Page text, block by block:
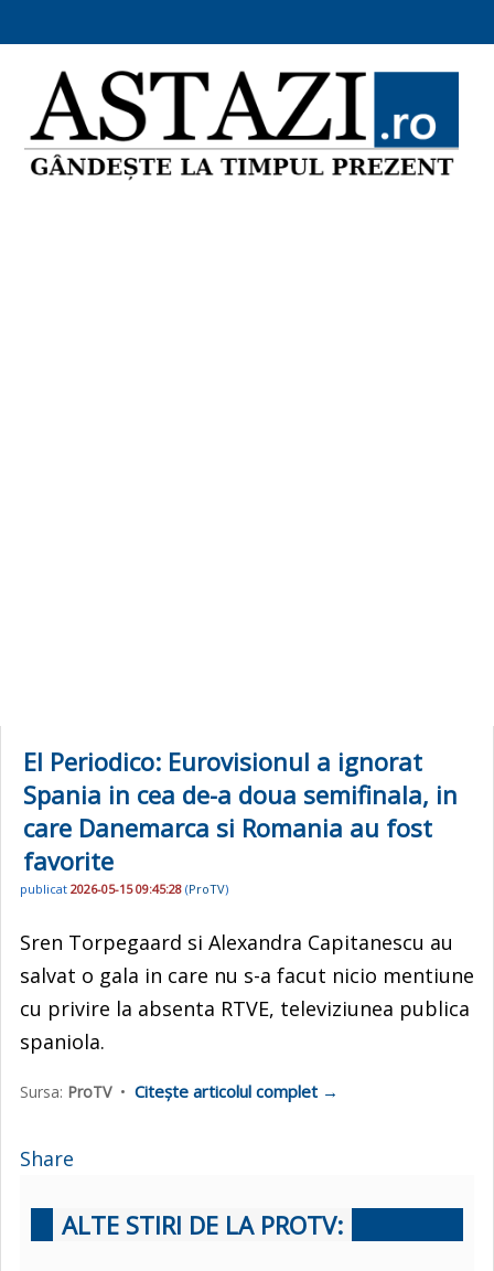
El Periodico: Eurovisionul a ignorat
Spania in cea de-a doua semifinala, in
care Danemarca si Romania au fost
favorite
publicat 2026-05-15 09:45:28 (ProTV)
Sren Torpegaard si Alexandra Capitanescu au
salvat o gala in care nu s-a facut nicio mentiune
cu privire la absenta RTVE, televiziunea publica
spaniola.
Sursa: ProTV• Citește articolul complet →
Share
ALTE STIRI DE LA PROTV: